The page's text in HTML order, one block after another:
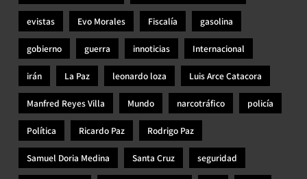
evistas Evo Morales Fiscalía gasolina
gobierno guerra innoticias Internacional
irán La Paz leonardo loza Luis Arce Catacora
Manfred Reyes Villa Mundo narcotráfico policía
Política Ricardo Paz Rodrigo Paz
Samuel Doria Medina Santa Cruz seguridad